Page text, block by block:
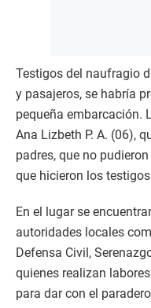
Testigos del naufragio
y pasajeros, se habría
pequeña embarcación.
Ana Lizbeth P. A. (06),
padres, que no
que hicieron los
En el lugar se
autoridades locales
Defensa Civil,
quienes realizan
para dar con el